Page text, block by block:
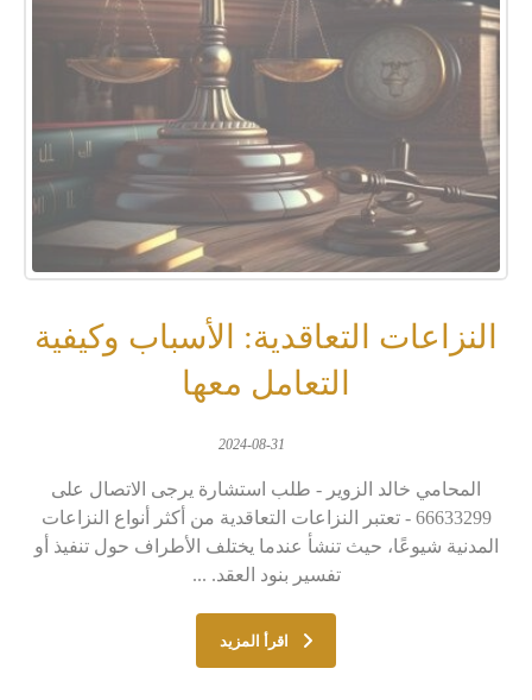
النزاعات التعاقدية: الأسباب وكيفية
التعامل معها
2024-08-31
المحامي خالد الزوير - طلب استشارة يرجى الاتصال على
66633299 - تعتبر النزاعات التعاقدية من أكثر أنواع النزاعات
المدنية شيوعًا، حيث تنشأ عندما يختلف الأطراف حول تنفيذ أو
تفسير بنود العقد. ...
اقرأ المزيد